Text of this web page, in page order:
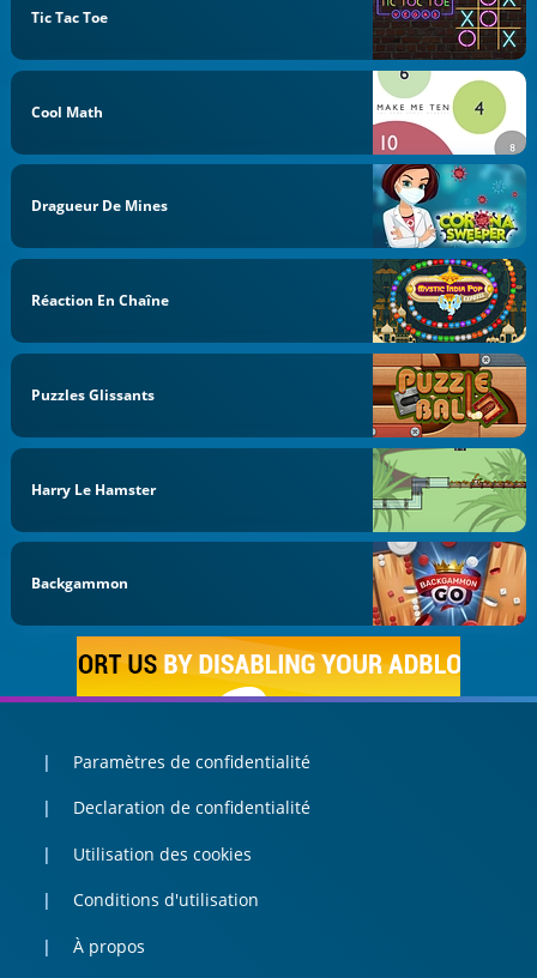
Tic Tac Toe
Cool Math
Dragueur De Mines
Réaction En Chaîne
Puzzles Glissants
Harry Le Hamster
Backgammon
Paramètres de confidentialité
Declaration de confidentialité
Utilisation des cookies
Conditions d'utilisation
À propos